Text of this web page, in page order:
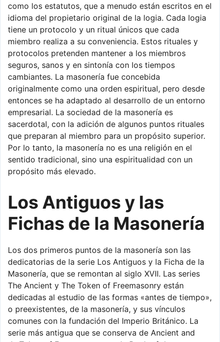
como los estatutos, que a menudo están escritos en el
idioma del propietario original de la logia. Cada logia
tiene un protocolo y un ritual únicos que cada
miembro realiza a su conveniencia. Estos rituales y
protocolos pretenden mantener a los miembros
seguros, sanos y en sintonía con los tiempos
cambiantes. La masonería fue concebida
originalmente como una orden espiritual, pero desde
entonces se ha adaptado al desarrollo de un entorno
empresarial. La sociedad de la masonería es
sacerdotal, con la adición de algunos puntos rituales
que preparan al miembro para un propósito superior.
Por lo tanto, la masonería no es una religión en el
sentido tradicional, sino una espiritualidad con un
propósito más elevado.
Los Antiguos y las
Fichas de la Masonería
Los dos primeros puntos de la masonería son las
dedicatorias de la serie Los Antiguos y la Ficha de la
Masonería, que se remontan al siglo XVII. Las series
The Ancient y The Token of Freemasonry están
dedicadas al estudio de las formas «antes de tiempo»,
o preexistentes, de la masonería, y sus vínculos
comunes con la fundación del Imperio Británico. La
serie más antigua que se conserva de Ancient and